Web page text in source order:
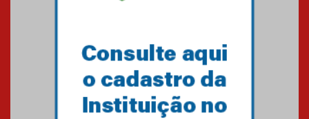
Como os pais podem investir
na educação dos filhos além da
escola